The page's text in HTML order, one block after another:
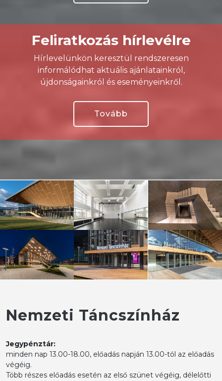
Feliratkozás hírlevélre
Hírlevelünkön keresztül rendszeresen
informálódhat aktuális ajánlatainkról,
újdonságainkról és eseményeinkről.
Tovább
Nemzeti Táncszínház
Jegypénztár:
minden nap 13.00-18.00, előadás napján 13.00-tól az előadás
végéig.
Több részes előadás esetén az első szünet végéig, délelőtti